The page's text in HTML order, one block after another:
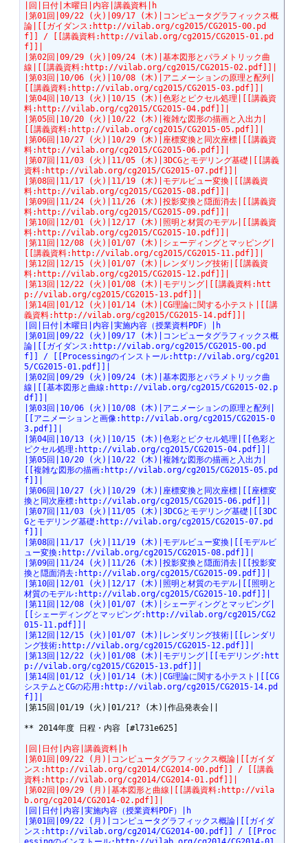
|回|日付|木曜日|内容|講義資料|h
|第01回|09/22 (火)|09/17 (木)|コンピュータグラフィックス概
論|[[ガイダンス:http://vilab.org/cg2015/CG2015-00.pd
f]] / [[講義資料:http://vilab.org/cg2015/CG2015-01.pd
f]]|
|第02回|09/29 (火)|09/24 (木)|基本図形とパラメトリック曲
線|[[講義資料:http://vilab.org/cg2015/CG2015-02.pdf]]|
|第03回|10/06 (火)|10/08 (木)|アニメーションの原理と配列|
[[講義資料:http://vilab.org/cg2015/CG2015-03.pdf]]|
|第04回|10/13 (火)|10/15 (木)|色彩とピクセル処理|[[講義資
料:http://vilab.org/cg2015/CG2015-04.pdf]]|
|第05回|10/20 (火)|10/22 (木)|複雑な図形の描画と入出力|
[[講義資料:http://vilab.org/cg2015/CG2015-05.pdf]]|
|第06回|10/27 (火)|10/29 (木)|座標変換と同次座標|[[講義資
料:http://vilab.org/cg2015/CG2015-06.pdf]]|
|第07回|11/03 (火)|11/05 (木)|3DCGとモデリング基礎|[[講義
資料:http://vilab.org/cg2015/CG2015-07.pdf]]|
|第08回|11/17 (火)|11/19 (木)|モデルビュー変換|[[講義資
料:http://vilab.org/cg2015/CG2015-08.pdf]]|
|第09回|11/24 (火)|11/26 (木)|投影変換と隠面消去|[[講義資
料:http://vilab.org/cg2015/CG2015-09.pdf]]|
|第10回|12/01 (火)|12/17 (木)|照明と材質のモデル|[[講義資
料:http://vilab.org/cg2015/CG2015-10.pdf]]|
|第11回|12/08 (火)|01/07 (木)|シェーディングとマッピング|
[[講義資料:http://vilab.org/cg2015/CG2015-11.pdf]]|
|第12回|12/15 (火)|01/07 (木)|レンダリング技術|[[講義資
料:http://vilab.org/cg2015/CG2015-12.pdf]]|
|第13回|12/22 (火)|01/08 (木)|モデリング|[[講義資料:htt
p://vilab.org/cg2015/CG2015-13.pdf]]|
|第14回|01/12 (火)|01/14 (木)|CG理論に関する小テスト|[[講
義資料:http://vilab.org/cg2015/CG2015-14.pdf]]|
|回|日付|木曜日|内容|実施内容（授業資料PDF）|h
|第01回|09/22 (火)|09/17 (木)|コンピュータグラフィックス概
論|[[ガイダンス:http://vilab.org/cg2015/CG2015-00.pd
f]] / [[Processingのインストール:http://vilab.org/cg201
5/CG2015-01.pdf]]|
|第02回|09/29 (火)|09/24 (木)|基本図形とパラメトリック曲
線|[[基本図形と曲線:http://vilab.org/cg2015/CG2015-02.p
df]]|
|第03回|10/06 (火)|10/08 (木)|アニメーションの原理と配列|
[[アニメーションと画像:http://vilab.org/cg2015/CG2015-0
3.pdf]]|
|第04回|10/13 (火)|10/15 (木)|色彩とピクセル処理|[[色彩と
ピクセル処理:http://vilab.org/cg2015/CG2015-04.pdf]]|
|第05回|10/20 (火)|10/22 (木)|複雑な図形の描画と入出力|
[[複雑な図形の描画:http://vilab.org/cg2015/CG2015-05.pd
f]]|
|第06回|10/27 (火)|10/29 (木)|座標変換と同次座標|[[座標変
換と同次座標:http://vilab.org/cg2015/CG2015-06.pdf]]|
|第07回|11/03 (火)|11/05 (木)|3DCGとモデリング基礎|[[3DC
Gとモデリング基礎:http://vilab.org/cg2015/CG2015-07.pd
f]]|
|第08回|11/17 (火)|11/19 (木)|モデルビュー変換|[[モデルビ
ュー変換:http://vilab.org/cg2015/CG2015-08.pdf]]|
|第09回|11/24 (火)|11/26 (木)|投影変換と隠面消去|[[投影変
換と隠面消去:http://vilab.org/cg2015/CG2015-09.pdf]]|
|第10回|12/01 (火)|12/17 (木)|照明と材質のモデル|[[照明と
材質のモデル:http://vilab.org/cg2015/CG2015-10.pdf]]|
|第11回|12/08 (火)|01/07 (木)|シェーディングとマッピング|
[[シェーディングとマッピング:http://vilab.org/cg2015/CG2
015-11.pdf]]|
|第12回|12/15 (火)|01/07 (木)|レンダリング技術|[[レンダリ
ング技術:http://vilab.org/cg2015/CG2015-12.pdf]]|
|第13回|12/22 (火)|01/08 (木)|モデリング|[[モデリング:htt
p://vilab.org/cg2015/CG2015-13.pdf]]|
|第14回|01/12 (火)|01/14 (木)|CG理論に関する小テスト|[[CG
システムとCGの応用:http://vilab.org/cg2015/CG2015-14.pd
f]]|
|第15回|01/19 (火)|01/21? (木)|作品発表会||
** 2014年度 日程・内容 [#l731e625]
|回|日付|内容|講義資料|h
|第01回|09/22 (月)|コンピュータグラフィックス概論|[[ガイダ
ンス:http://vilab.org/cg2014/CG2014-00.pdf]] / [[講義
資料:http://vilab.org/cg2014/CG2014-01.pdf]]|
|第02回|09/29 (月)|基本図形と曲線|[[講義資料:http://vila
b.org/cg2014/CG2014-02.pdf]]|
|回|日付|内容|実施内容（授業資料PDF）|h
|第01回|09/22 (月)|コンピュータグラフィックス概論|[[ガイダ
ンス:http://vilab.org/cg2014/CG2014-00.pdf]] / [[Proc